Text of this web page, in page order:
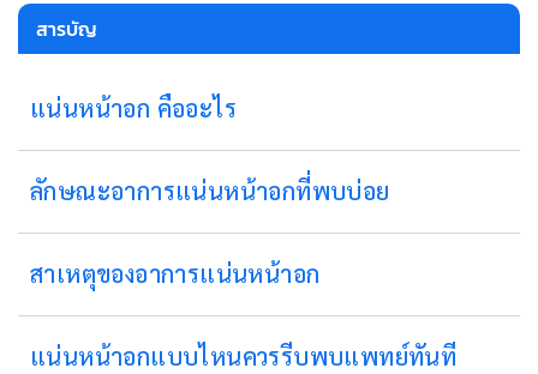
สารบัญ
แน่นหน้าอก คืออะไร
ลักษณะอาการแน่นหน้าอกที่พบบ่อย
สาเหตุของอาการแน่นหน้าอก
แน่นหน้าอกแบบไหนควรรีบพบแพทย์ทันที